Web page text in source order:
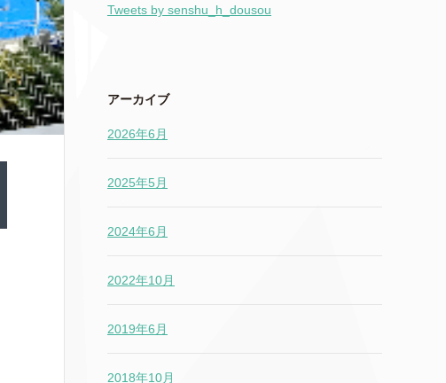
Tweets by senshu_h_dousou
アーカイブ
2026年6月
2025年5月
2024年6月
2022年10月
2019年6月
2018年10月